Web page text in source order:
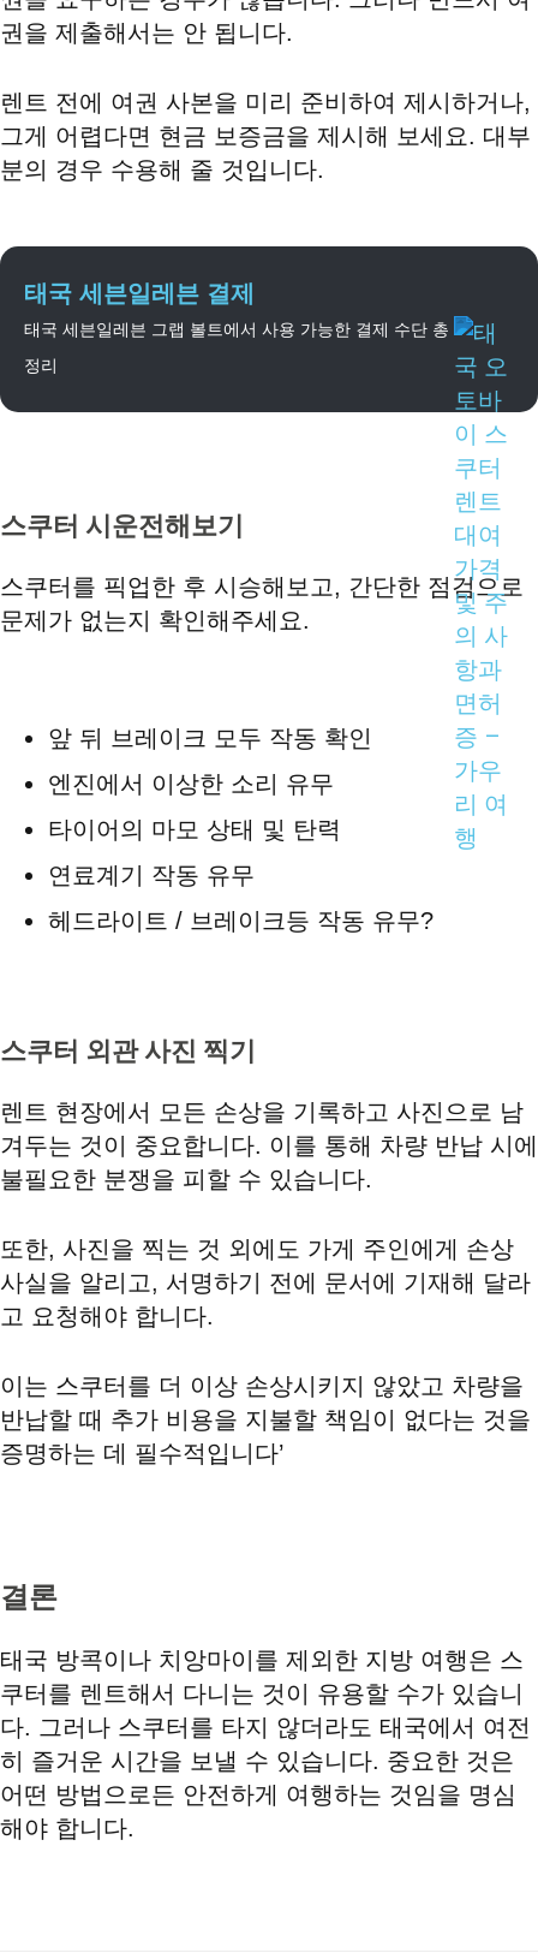
권을 제출해서는 안 됩니다.
렌트 전에 여권 사본을 미리 준비하여 제시하거나,
그게 어렵다면 현금 보증금을 제시해 보세요. 대부
분의 경우 수용해 줄 것입니다.
태국 세븐일레븐 결제
태국 세븐일레븐 그랩 볼트에서 사용 가능한 결제 수단 총
정리
스쿠터 시운전해보기
스쿠터를 픽업한 후 시승해보고, 간단한 점검으로
문제가 없는지 확인해주세요.
앞 뒤 브레이크 모두 작동 확인
엔진에서 이상한 소리 유무
타이어의 마모 상태 및 탄력
연료계기 작동 유무
헤드라이트 / 브레이크등 작동 유무?
스쿠터 외관 사진 찍기
렌트 현장에서 모든 손상을 기록하고 사진으로 남
겨두는 것이 중요합니다. 이를 통해 차량 반납 시에
불필요한 분쟁을 피할 수 있습니다.
또한, 사진을 찍는 것 외에도 가게 주인에게 손상
사실을 알리고, 서명하기 전에 문서에 기재해 달라
고 요청해야 합니다.
이는 스쿠터를 더 이상 손상시키지 않았고 차량을
반납할 때 추가 비용을 지불할 책임이 없다는 것을
증명하는 데 필수적입니다’
결론
태국 방콕이나 치앙마이를 제외한 지방 여행은 스
쿠터를 렌트해서 다니는 것이 유용할 수가 있습니
다. 그러나 스쿠터를 타지 않더라도 태국에서 여전
히 즐거운 시간을 보낼 수 있습니다. 중요한 것은
어떤 방법으로든 안전하게 여행하는 것임을 명심
해야 합니다.